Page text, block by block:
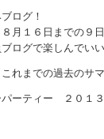
ログ！
月１６日までの９
ログで楽しんでい
れまでの過去のサ
ーティー ２０１